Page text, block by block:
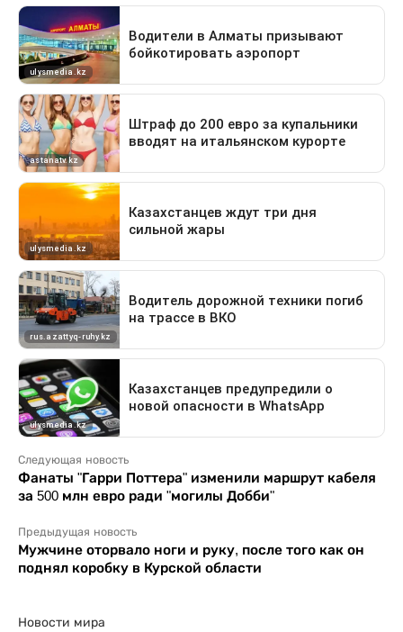
Следующая новость
Фанаты "Гарри Поттера" изменили маршрут кабеля
за 500 млн евро ради "могилы Добби"
Предыдущая новость
Мужчине оторвало ноги и руку, после того как он
поднял коробку в Курской области
Новости мира